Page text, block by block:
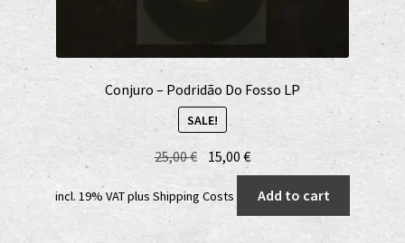
Conjuro – Podridão Do Fosso LP
SALE!
25,00€ Original
was:
15,00€Current
price
is:
incl. 19% VATplus Shipping Costs Add to cart